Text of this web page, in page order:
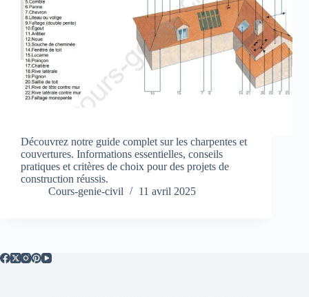
Découvrez notre guide complet sur les charpentes et
couvertures. Informations essentielles, conseils
pratiques et critères de choix pour des projets de
construction réussis.
Cours-genie-civil
11 avril 2025